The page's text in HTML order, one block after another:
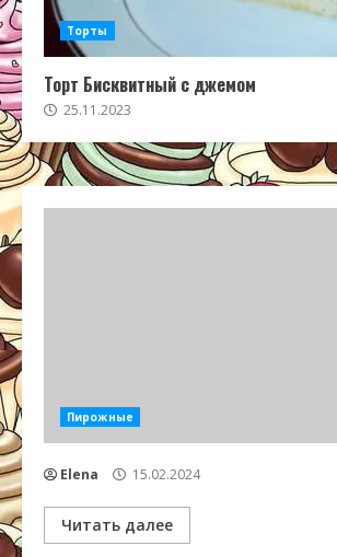
Торты
Торт Бисквитный с джемом
25.11.2023
Пирожные
Elena 15.02.2024
Читать далее